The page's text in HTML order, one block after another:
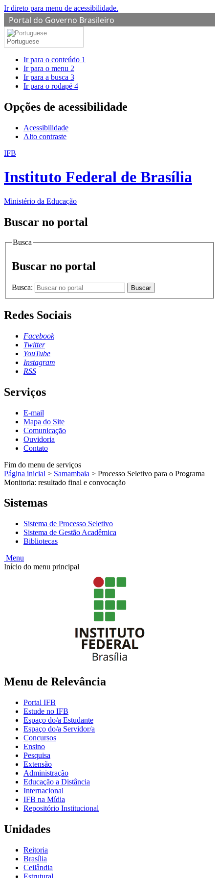
Ir direto para menu de acessibilidade.
Portal do Governo Brasileiro
Portuguese
Ir para o conteúdo 1
Ir para o menu 2
Ir para a busca 3
Ir para o rodapé 4
Opções de acessibilidade
Acessibilidade
Alto contraste
IFB
Instituto Federal de Brasília
Ministério da Educação
Buscar no portal
Busca
Buscar no portal
Busca: Buscar
Redes Sociais
Facebook
Twitter
YouTube
Instagram
RSS
Serviços
E-mail
Mapa do Site
Comunicação
Ouvidoria
Contato
Fim do menu de serviços
Página inicial > Samambaia > Processo Seletivo para o Programa
Monitoria: resultado final e convocação
Sistemas
Sistema de Processo Seletivo
Sistema de Gestão Acadêmica
Bibliotecas
Menu
Início do menu principal
Menu de Relevância
Portal IFB
Estude no IFB
Espaço do/a Estudante
Espaço do/a Servidor/a
Concursos
Ensino
Pesquisa
Extensão
Administração
Educação a Distância
Internacional
IFB na Mídia
Repositório Institucional
Unidades
Reitoria
Brasília
Ceilândia
Estrutural